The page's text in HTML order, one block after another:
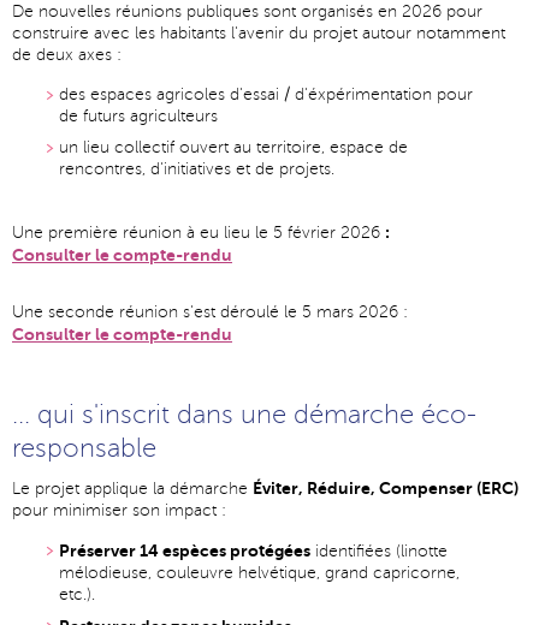
De nouvelles réunions publiques sont organisés en 2026 pour
construire avec les habitants l'avenir du projet autour notamment
de deux axes :
des espaces agricoles d'essai / d'éxpérimentation pour
de futurs agriculteurs
un lieu collectif ouvert au territoire, espace de
rencontres, d'initiatives et de projets.
Une première réunion à eu lieu le 5 février 2026 :
Consulter le compte-rendu
Une seconde réunion s'est déroulé le 5 mars 2026 :
Consulter le compte-rendu
... qui s'inscrit dans une démarche éco-
responsable
Le projet applique la démarche Éviter, Réduire, Compenser (ERC)
pour minimiser son impact :
Préserver 14 espèces protégées identifiées (linotte
mélodieuse, couleuvre helvétique, grand capricorne,
etc.).